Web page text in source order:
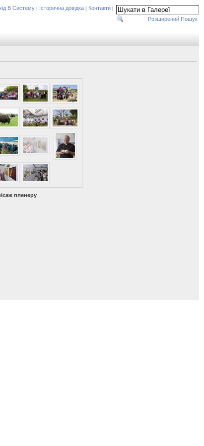
В Систему | Історична довідка | Контакти |
Розширений Пошук
пленеру